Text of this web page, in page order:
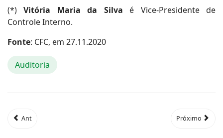
(*)Vitória Maria da Silva é Vice-Presidente de
Controle Interno.
Fonte: CFC, em 27.11.2020
Auditoria
Ant Próximo